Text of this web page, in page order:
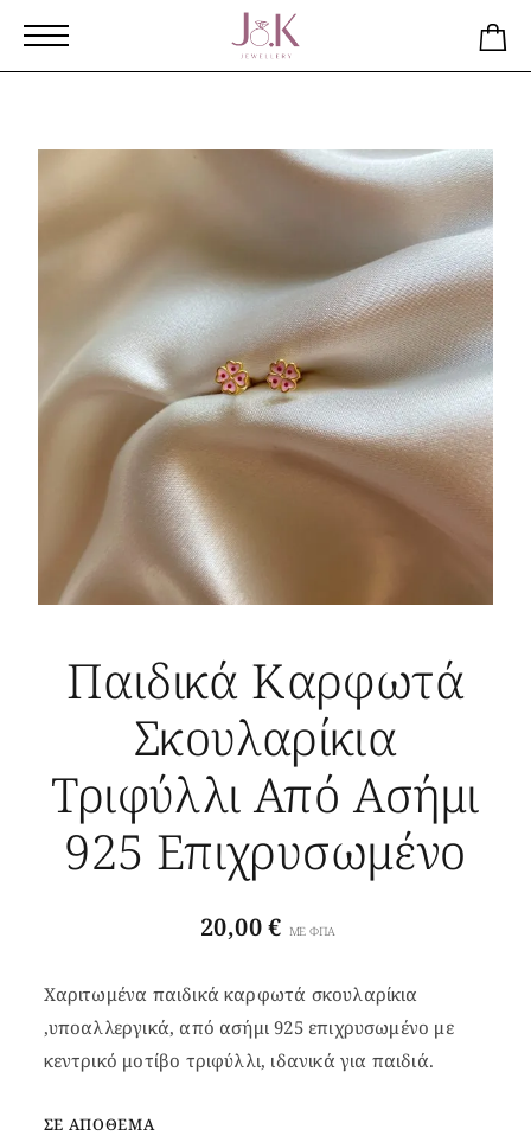
Παιδικά Καρφωτά
Σκουλαρίκια
Τριφύλλι Από Ασήμι
925 Επιχρυσωμένο
20,00€ ΜΕ ΦΠΑ
Χαριτωμένα παιδικά καρφωτά σκουλαρίκια
,υποαλλεργικά, από ασήμι 925 επιχρυσωμένο με
κεντρικό μοτίβο τριφύλλι, ιδανικά για παιδιά.
ΣΕ ΑΠΌΘΕΜΑ